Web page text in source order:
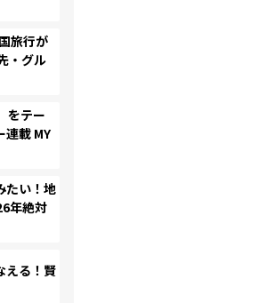
旅行が
・グル
をテー
連載 MY
たい！地
年絶対
える！賢